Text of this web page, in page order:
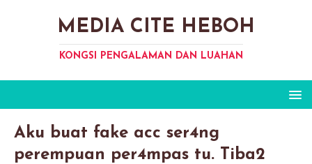
MEDIA CITE HEBOH
KONGSI PENGALAMAN DAN LUAHAN
Aku buat fake acc ser4ng
perempuan per4mpas tu. Tiba2